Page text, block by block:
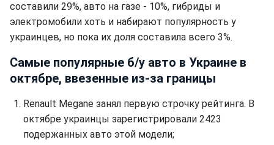
составили 29%, авто на газе - 10%, гибриды и
электромобили хоть и набирают популярность у
украинцев, но пока их доля составила всего 3%.
Самые популярные б/у авто в Украине в
октябре, ввезенные из-за границы
Renault Megane занял первую строчку рейтинга. В
октябре украинцы зарегистрировали 2423
подержанных авто этой модели;